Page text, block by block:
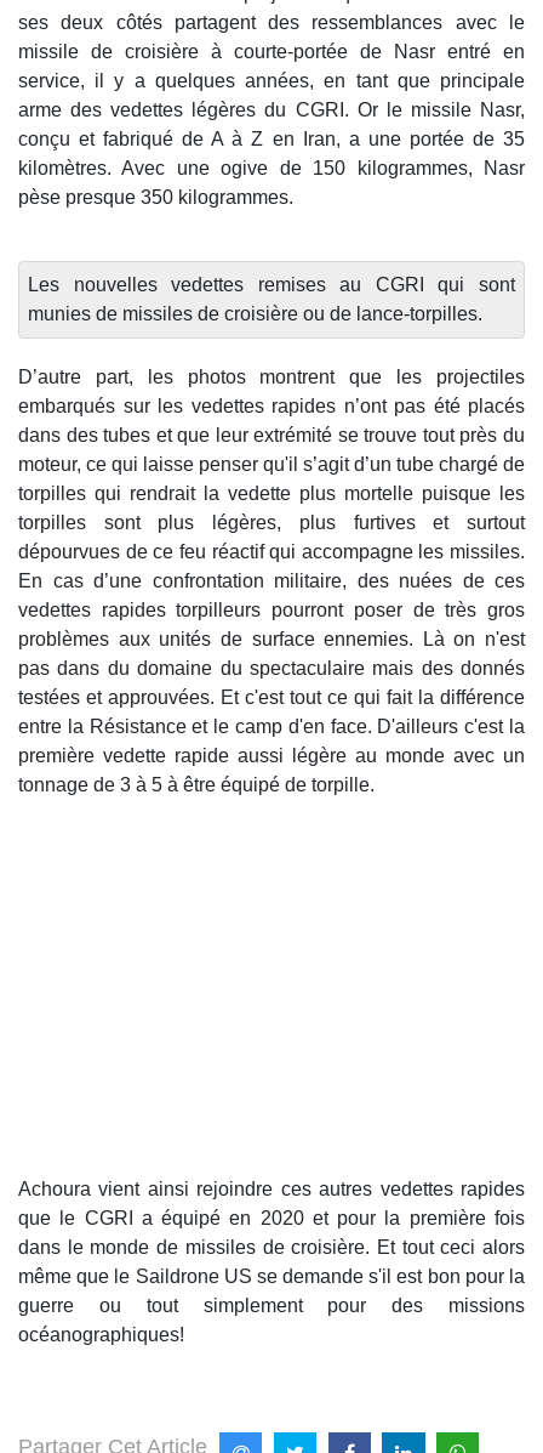
ses deux côtés partagent des ressemblances avec le
missile de croisière à courte-portée de Nasr entré en
service, il y a quelques années, en tant que principale
arme des vedettes légères du CGRI. Or le missile Nasr,
conçu et fabriqué de A à Z en Iran, a une portée de 35
kilomètres. Avec une ogive de 150 kilogrammes, Nasr
pèse presque 350 kilogrammes.
Les nouvelles vedettes remises au CGRI qui sont
munies de missiles de croisière ou de lance-torpilles.
D’autre part, les photos montrent que les projectiles
embarqués sur les vedettes rapides n’ont pas été placés
dans des tubes et que leur extrémité se trouve tout près du
moteur, ce qui laisse penser qu'il s’agit d’un tube chargé de
torpilles qui rendrait la vedette plus mortelle puisque les
torpilles sont plus légères, plus furtives et surtout
dépourvues de ce feu réactif qui accompagne les missiles.
En cas d’une confrontation militaire, des nuées de ces
vedettes rapides torpilleurs pourront poser de très gros
problèmes aux unités de surface ennemies. Là on n'est
pas dans du domaine du spectaculaire mais des donnés
testées et approuvées. Et c'est tout ce qui fait la différence
entre la Résistance et le camp d'en face. D'ailleurs c'est la
première vedette rapide aussi légère au monde avec un
tonnage de 3 à 5 à être équipé de torpille.
Achoura vient ainsi rejoindre ces autres vedettes rapides
que le CGRI a équipé en 2020 et pour la première fois
dans le monde de missiles de croisière. Et tout ceci alors
même que le Saildrone US se demande s'il est bon pour la
guerre ou tout simplement pour des missions
océanographiques!
Partager Cet Article